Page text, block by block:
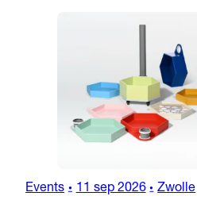
Events • 11 sep 2026 • Zwolle